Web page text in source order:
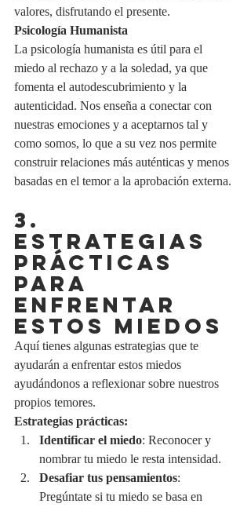
valores, disfrutando el presente.
Psicología Humanista
La psicología humanista es útil para el
miedo al rechazo y a la soledad, ya que
fomenta el autodescubrimiento y la
autenticidad. Nos enseña a conectar con
nuestras emociones y a aceptarnos tal y
como somos, lo que a su vez nos permite
construir relaciones más auténticas y menos
basadas en el temor a la aprobación externa.
3.
ESTRATEGIAS
PRÁCTICAS
PARA
ENFRENTAR
ESTOS MIEDOS
Aquí tienes algunas estrategias que te
ayudarán a enfrentar estos miedos
ayudándonos a reflexionar sobre nuestros
propios temores.
Estrategias prácticas:
Identificar el miedo: Reconocer y
nombrar tu miedo le resta intensidad.
Desafiar tus pensamientos:
Pregúntate si tu miedo se basa en